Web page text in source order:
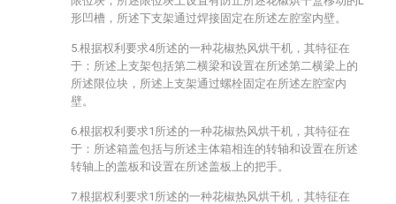
形凹槽，所述下支架通过焊接固定在所述左腔室内壁。
5.根据权利要求4所述的一种花椒热风烘干机，其特征在
于：所述上支架包括第二横梁和设置在所述第二横梁上的
所述限位块，所述上支架通过螺栓固定在所述左腔室内
壁。
6.根据权利要求1所述的一种花椒热风烘干机，其特征在
于：所述箱盖包括与所述主体箱相连的转轴和设置在所述
转轴上的盖板和设置在所述盖板上的把手。
7.根据权利要求1所述的一种花椒热风烘干机，其特征在